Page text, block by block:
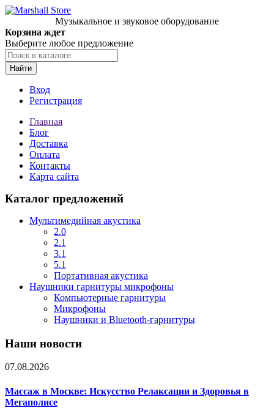
Музыкальное и звуковое оборудование
Корзина ждет
Выберите любое предложение
Найти
Вход
Регистрация
Главная
Блог
Доставка
Оплата
Контакты
Карта сайта
Каталог предложений
Мультимедийная акустика
2.0
2.1
3.1
5.1
Портативная акустика
Наушники гарнитуры микрофоны
Компьютерные гарнитуры
Микрофоны
Наушники и Bluetooth-гарнитуры
Наши новости
07.08.2026
Массаж в Москве: Искусство Релаксации и Здоровья в
Мегаполисе